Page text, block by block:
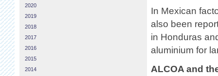
In Mexican
also been
in Honduras
aluminium for
ALCOA and
2020
2019
2018
2017
2016
2015
2014